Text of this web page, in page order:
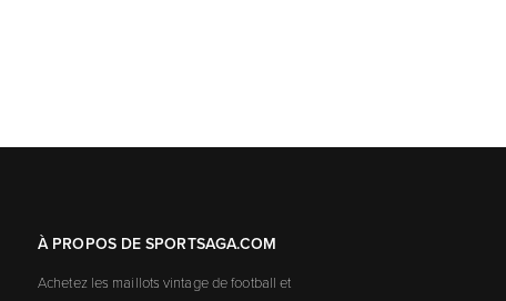
À PROPOS DE SPORTSAGA.COM
Achetez les maillots vintage de football et